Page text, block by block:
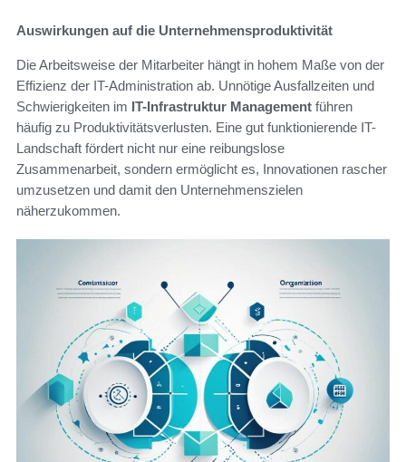
Auswirkungen auf die Unternehmensproduktivität
Die Arbeitsweise der Mitarbeiter hängt in hohem Maße von der
Effizienz der IT-Administration ab. Unnötige Ausfallzeiten und
Schwierigkeiten im IT-Infrastruktur Management führen
häufig zu Produktivitätsverlusten. Eine gut funktionierende IT-
Landschaft fördert nicht nur eine reibungslose
Zusammenarbeit, sondern ermöglicht es, Innovationen rascher
umzusetzen und damit den Unternehmenszielen
näherzukommen.